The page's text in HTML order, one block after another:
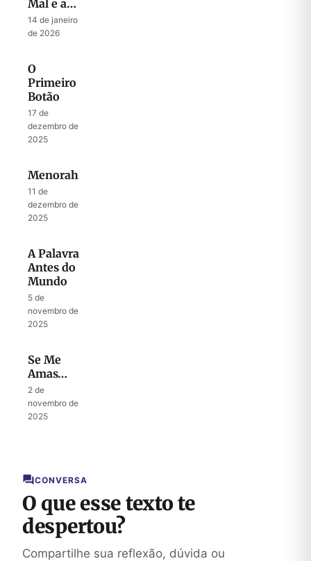
Mal e a
Chave
para Todo
14 de janeiro
de 2026
O
Primeiro
Botão
17 de
dezembro de
2025
Menorah
11 de
dezembro de
2025
A Palavra
Antes do
Mundo
5 de
novembro de
2025
Se Me
Amas…
2 de
novembro de
2025
CONVERSA
O que esse texto te
despertou?
Compartilhe sua reflexão, dúvida ou